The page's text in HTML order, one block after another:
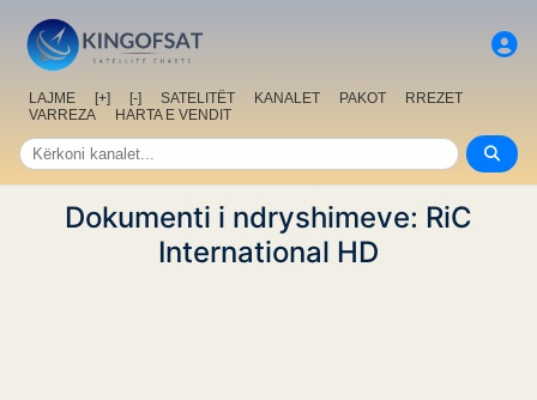
LAJME [+] [-] SATELITËT KANALET PAKOT
RREZET
VARREZA
HARTA E VENDIT
Dokumenti i ndryshimeve: RiC
International HD